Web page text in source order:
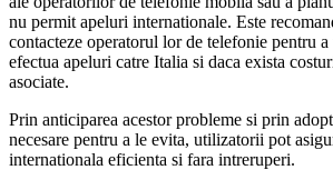
nu permit apeluri internationale. Este
contacteze operatorul lor de telefonie pentru
efectua apeluri catre Italia si daca exista
asociate.
Prin anticiparea acestor probleme si prin
necesare pentru a le evita, utilizatorii pot
internationala eficienta si fara intreruperi.